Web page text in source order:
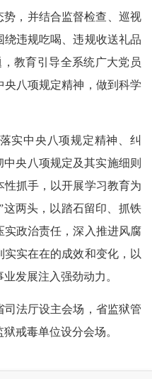
势，并结合监督检查、巡视
违规吃喝、违规收送礼品
教育引导全系统广大党员
八项规定精神，做到科学
中央八项规定精神、纠
央八项规定及其实施细则
抓手，以开展学习教育为
这两头，以踏石留印、抓铁
政治责任，深入推进风腐
实在在的成效和变化，以
发展注入强劲动力。
法厅设主会场，省监狱管
戒毒单位设分会场。